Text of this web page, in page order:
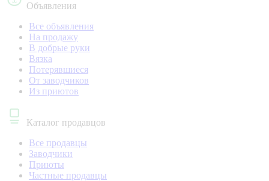
Объявления
Все объявления
На продажу
В добрые руки
Вязка
Потерявшиеся
От заводчиков
Из приютов
Каталог продавцов
Все продавцы
Заводчики
Приюты
Частные продавцы